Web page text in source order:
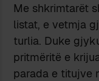
Me shkrimtarët
listat, e vetmja
turlia. Duke
pritmëritë e
parada e titujve